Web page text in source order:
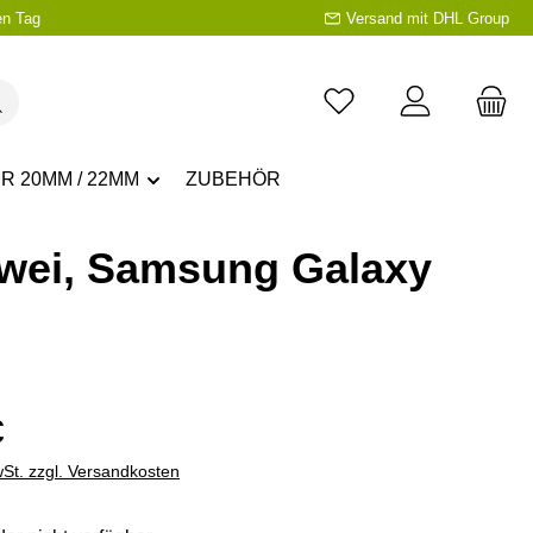
Tag Versand mit DHL Group
20MM / 22MM ZUBEHÖR
Samsung Galaxy
zzgl. Versandkosten